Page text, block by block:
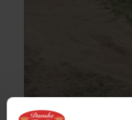
Fotograf: Funbikes